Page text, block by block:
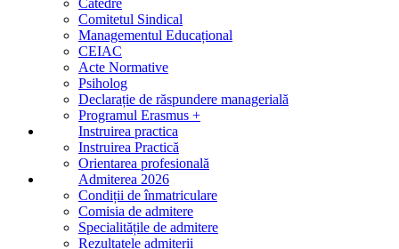
Catedre
Comitetul Sindical
Managementul Educațional
CEIAC
Acte Normative
Psiholog
Declarație de răspundere managerială
Programul Erasmus +
Instruirea practica
Instruirea Practică
Orientarea profesională
Admiterea 2026
Condiții de înmatriculare
Comisia de admitere
Specialitățile de admitere
Rezultatele admiterii